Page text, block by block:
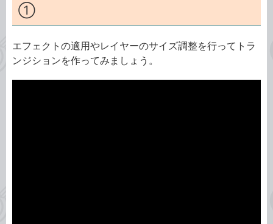
①
エフェクトの適用やレイヤーのサイズ調整を行ってトラ
ンジションを作ってみましょう。